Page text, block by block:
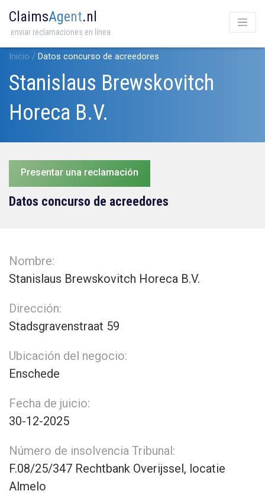
ClaimsAgent.nl
enviar reclamaciones en línea
Inicio / Datos concurso de acreedores
Stanislaus Brewskovitch
Horeca B.V.
Presentar una reclamación
Datos concurso de acreedores
Nombre:
Stanislaus Brewskovitch Horeca B.V.
Dirección:
Stadsgravenstraat 59
Ubicación del negocio:
Enschede
Fecha de juicio:
30-12-2025
Número de insolvencia Tribunal:
F.08/25/347 Rechtbank Overijssel, locatie
Almelo